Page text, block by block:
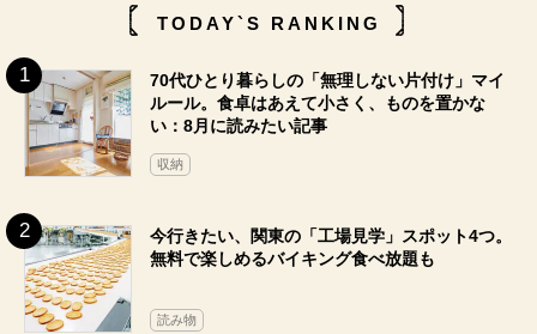
TODAY`S RANKING
70代ひとり暮らしの「無理しない片付け」マイ
ルール。食卓はあえて小さく、ものを置かな
い：8月に読みたい記事
収納
今行きたい、関東の「工場見学」スポット4つ。
無料で楽しめるバイキング食べ放題も
読み物